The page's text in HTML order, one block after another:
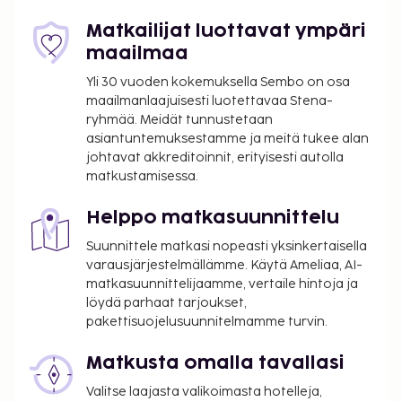
kuuluu konferenssikeskus ja 10 kokoushuonetta.
Palveluihin kuuluu ilmainen pysäköinti. Voit
palveluihin sisältyvät muun muassa
hierontapalvelut, vartalohoidot ja kasvohoidot.
Kokeile palveluihin kuuluvaa 2 sisäuima-allasta tai 10
poreallasta. Myös sauna on käytössäsi. Tämän
hotellin palveluihin kuuluu muun muassa ilmainen
juhlasali. Tämän hotellin 2 ravintolaan kuuluu Le
Restaurant signature, jonka erikoisuus on
ranskalainen keittiö. Haluatko rentoutua? Nauti
muutama drinkki 2 baarissa. Maksullinen
buffetaamiainen tarjotaan päivittäin klo 7.00–10.00.
Tämän majoituspaikan virallisen tähtiluokituksen on
myöntänyt Ranskan turismin kehitysjärjestö ATOUT.
Majoituspaikka veloittaa seuraavat paikan päällä
Matkailijat luottavat ympäri
maailmaa
Yli 30 vuoden kokemuksella Sembo on osa
maailmanlaajuisesti luotettavaa Stena-
ryhmää. Meidät tunnustetaan
asiantuntemuksestamme ja meitä tukee alan
johtavat akkreditoinnit, erityisesti autolla
matkustamisessa.
Helppo matkasuunnittelu
Suunnittele matkasi nopeasti yksinkertaisella
varausjärjestelmällämme. Käytä Ameliaa, AI-
matkasuunnittelijaamme, vertaile hintoja ja
löydä parhaat tarjoukset,
pakettisuojelusuunnitelmamme turvin.
Matkusta omalla tavallasi
Valitse laajasta valikoimasta hotelleja,